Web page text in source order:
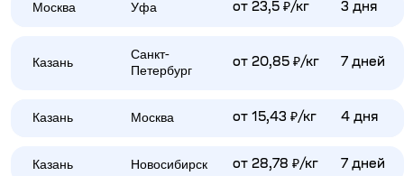
Москва Уфа от 23,5 ₽/кг 3 дня
Казань
Санкт-
Петербург
от 20,85 ₽/кг 7 дней
Казань Москва от 15,43 ₽/кг 4 дня
Казань Новосибирск от 28,78 ₽/кг 7 дней